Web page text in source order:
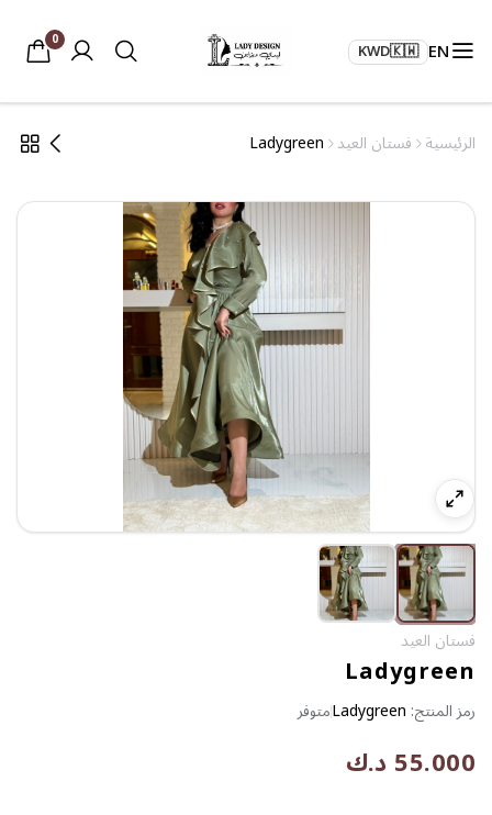
EN
🇰🇼
KWD
0
الرئيسية فستان العيد Ladygreen
فستان العيد
Ladygreen
رمز المنتج: Ladygreenمتوفر
55.000 د.ك